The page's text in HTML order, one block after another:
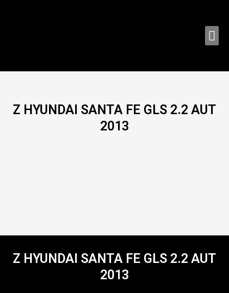
Z HYUNDAI SANTA FE GLS 2.2 AUT
2013
Z HYUNDAI SANTA FE GLS 2.2 AUT
2013